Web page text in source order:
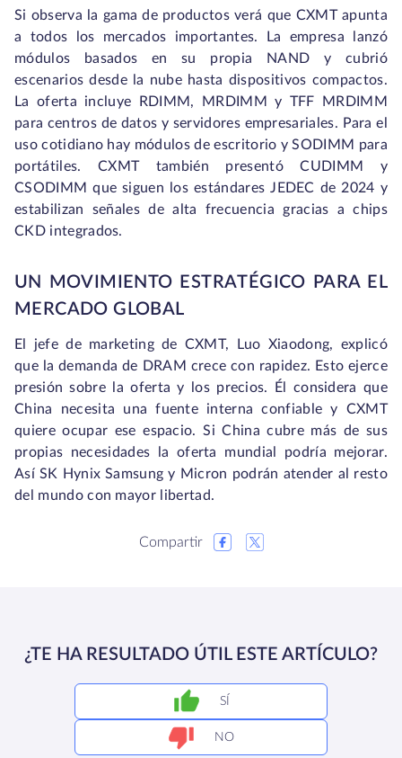
Si observa la gama de productos verá que CXMT apunta
a todos los mercados importantes. La empresa lanzó
módulos basados en su propia NAND y cubrió
escenarios desde la nube hasta dispositivos compactos.
La oferta incluye RDIMM, MRDIMM y TFF MRDIMM
para centros de datos y servidores empresariales. Para el
uso cotidiano hay módulos de escritorio y SODIMM para
portátiles. CXMT también presentó CUDIMM y
CSODIMM que siguen los estándares JEDEC de 2024 y
estabilizan señales de alta frecuencia gracias a chips
CKD integrados.
UN MOVIMIENTO ESTRATÉGICO PARA EL
MERCADO GLOBAL
El jefe de marketing de CXMT, Luo Xiaodong, explicó
que la demanda de DRAM crece con rapidez. Esto ejerce
presión sobre la oferta y los precios. Él considera que
China necesita una fuente interna confiable y CXMT
quiere ocupar ese espacio. Si China cubre más de sus
propias necesidades la oferta mundial podría mejorar.
Así SK Hynix Samsung y Micron podrán atender al resto
del mundo con mayor libertad.
Compartir
¿TE HA RESULTADO ÚTIL ESTE ARTÍCULO?
SÍ
NO